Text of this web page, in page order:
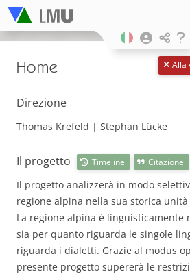
Alla
Home
Direzione
Thomas Krefeld | Stephan Lücke
Il progetto Timeline Citazione
Il progetto analizzerà in modo
regione alpina nella sua storica
La regione alpina è linguisticamente
sia per quanto riguarda le singole
riguarda i dialetti. Grazie al modus
presente progetto supererà le